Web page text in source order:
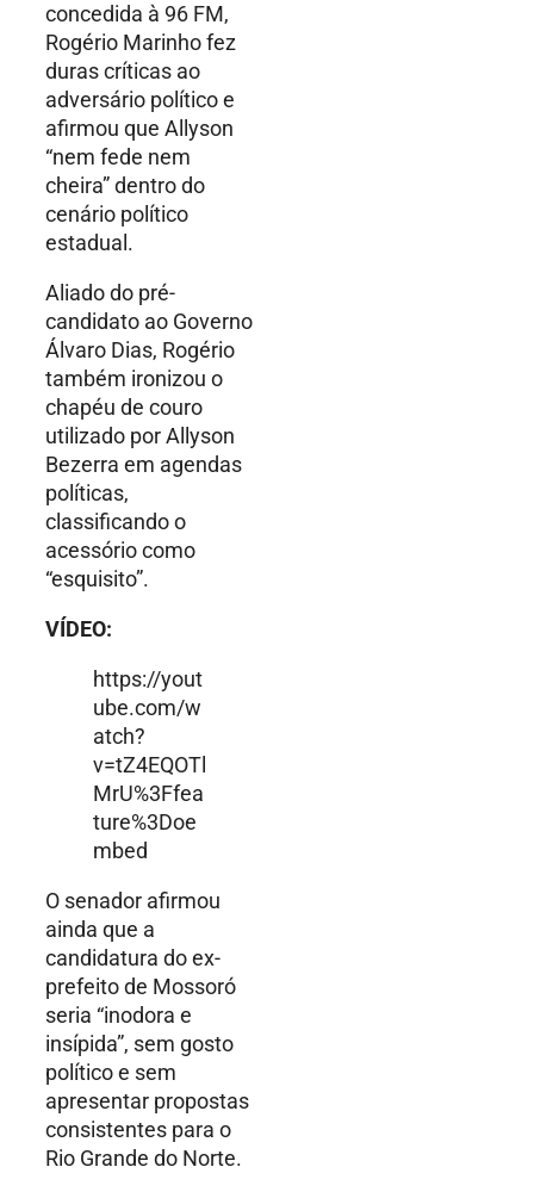
concedida à 96 FM,
Rogério Marinho fez
duras críticas ao
adversário político e
afirmou que Allyson
“nem fede nem
cheira” dentro do
cenário político
estadual.
Aliado do pré-
candidato ao Governo
Álvaro Dias, Rogério
também ironizou o
chapéu de couro
utilizado por Allyson
Bezerra em agendas
políticas,
classificando o
acessório como
“esquisito”.
VÍDEO:
https://yout
ube.com/w
atch?
v=tZ4EQOTl
MrU%3Ffea
ture%3Doe
mbed
O senador afirmou
ainda que a
candidatura do ex-
prefeito de Mossoró
seria “inodora e
insípida”, sem gosto
político e sem
apresentar propostas
consistentes para o
Rio Grande do Norte.